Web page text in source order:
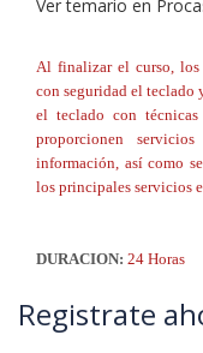
Ver temario en
Al finalizar el curso, los
con seguridad el teclado
el teclado con
proporcionen
información, así como
los principales servicios
DURACION: 24 Horas
Registrate